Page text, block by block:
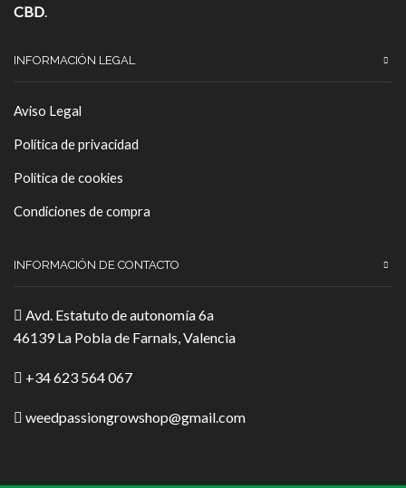
CBD.
INFORMACIÓN LEGAL
Aviso Legal
Política de privacidad
Política de cookies
Condiciones de compra
INFORMACIÓN DE CONTACTO
Avd. Estatuto de autonomía 6a
46139 La Pobla de Farnals, Valencia
+34 623 564 067
weedpassiongrowshop@gmail.com